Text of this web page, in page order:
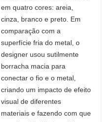
em quatro cores: areia,
cinza, branco e preto. Em
comparação com a
superfície fria do metal, o
designer usou sutilmente
borracha macia para
conectar o fio e o metal,
criando um impacto de efeito
visual de diferentes
materiais e fazendo com que